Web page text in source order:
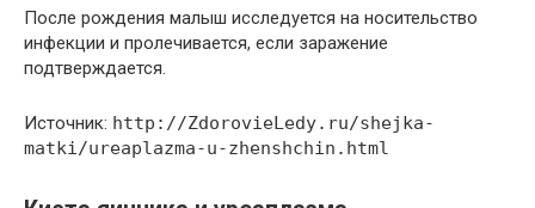
После рождения малыш исследуется на носительство
инфекции и пролечивается, если заражение
подтверждается.
Источник: http://ZdorovieLedy.ru/shejka-
matki/ureaplazma-u-zhenshchin.html